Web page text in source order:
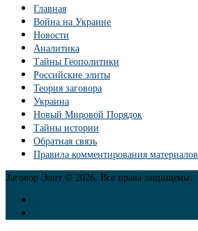
Главная
Война на Украине
Новости
Аналитика
Тайны Геополитики
Российские элиты
Теория заговора
Украина
Новый Мировой Порядок
Тайны истории
Обратная связь
Правила комментирования материалов
Заговор Элит © 2026. Все права защищены.